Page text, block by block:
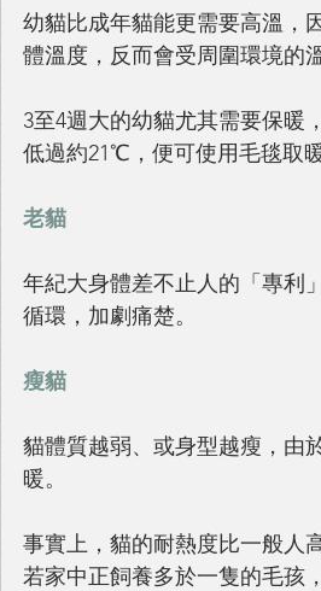
幼貓比成年貓能更需要高溫，
體溫度，反而會受周圍環境的
3至4週大的幼貓尤其需要保暖
低過約21℃，便可使用毛毯取暖
老貓
年紀大身體差不止人的「專利
循環，加劇痛楚。
瘦貓
貓體質越弱、或身型越瘦，由
暖。
事實上，貓的耐熱度比一般人
若家中正飼養多於一隻的毛孩